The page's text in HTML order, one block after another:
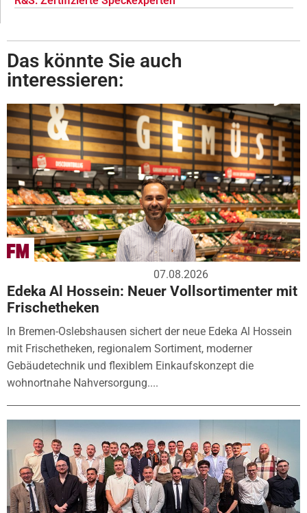
Das könnte Sie auch
interessieren:
07.08.2026
Edeka Al Hossein: Neuer Vollsortimenter mit
Frischetheken
In Bremen-Oslebshausen sichert der neue Edeka Al Hossein
mit Frischetheken, regionalem Sortiment, moderner
Gebäudetechnik und flexiblem Einkaufskonzept die
wohnortnahe Nahversorgung....